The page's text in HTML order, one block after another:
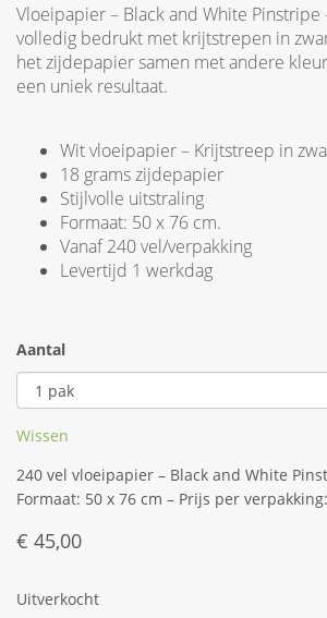
Vloeipapier – Black and White
volledig bedrukt met krijtstrepen in
het zijdepapier samen met andere
een uniek resultaat.
Wit vloeipapier – Krijtstreep in
18 grams zijdepapier
Stijlvolle uitstraling
Formaat: 50 x 76 cm.
Vanaf 240 vel/verpakking
Levertijd 1 werkdag
Aantal
Wissen
240 vel vloeipapier – Black and White
Formaat: 50 x 76 cm – Prijs per
€ 45,00
Uitverkocht